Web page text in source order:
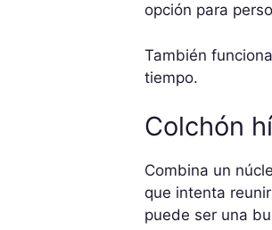
opción para
También
tiempo.
Colchón
Combina un
que intenta
puede ser una